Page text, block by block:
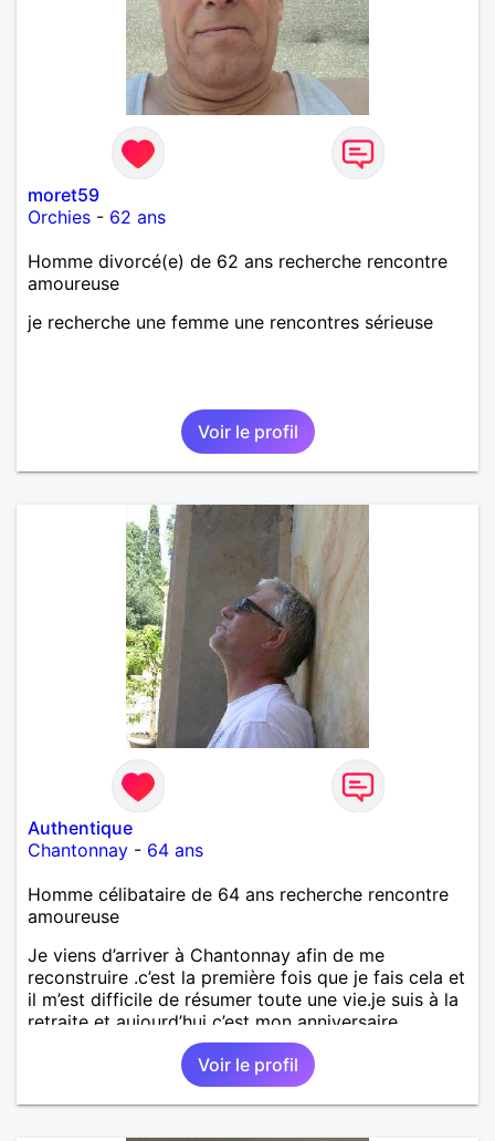
moret59
Orchies - 62 ans
Homme divorcé(e) de 62 ans recherche rencontre
amoureuse
je recherche une femme une rencontres sérieuse
Voir le profil
Authentique
Chantonnay - 64 ans
Homme célibataire de 64 ans recherche rencontre
amoureuse
Je viens d’arriver à Chantonnay afin de me
reconstruire .c’est la première fois que je fais cela et
il m’est difficile de résumer toute une vie.je suis à la
retraite et aujourd’hui c’est mon anniversaire
!J’aimerais rencontrer quelqu’un qui partage les
mêmes valeurs qui font de quelqu’un un être humain
Voir le profil